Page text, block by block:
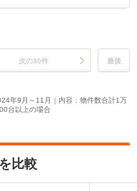
次の30件 最後
年9月～11月｜内容：物件数合計1万
台以上の場合
比較